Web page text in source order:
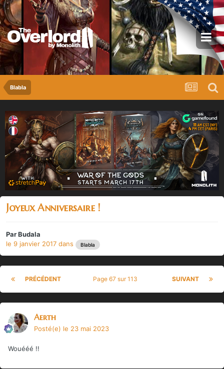
Blabla
Joyeux Anniversaire !
ParBudala
le 9 janvier 2017 dans Blabla
PRÉCÉDENT SUIVANT
Page 67 sur 113
Aerth
Posté(e) le 23 mai 2023
Wouééé !!